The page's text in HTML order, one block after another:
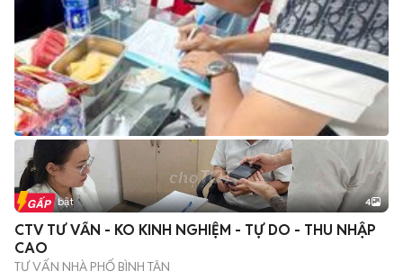
Tin nổi bật 4
CTV TƯ VẤN - KO KINH NGHIỆM - TỰ DO - THU NHẬP
CAO
TƯ VẤN NHÀ PHỐ BÌNH TÂN